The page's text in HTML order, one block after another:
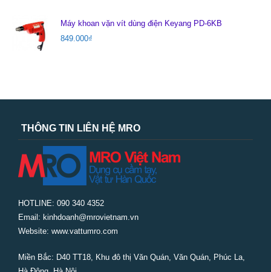
Máy khoan vặn vít dùng điện Keyang PD-6KB
849.000₫
THÔNG TIN LIÊN HỆ MRO
HOTLINE: 090 340 4352
Email: kinhdoanh@mrovietnam.vn
Website: www.vattumro.com
Miền Bắc: D40 TT18, Khu đô thị Văn Quán, Văn Quán, Phúc La,